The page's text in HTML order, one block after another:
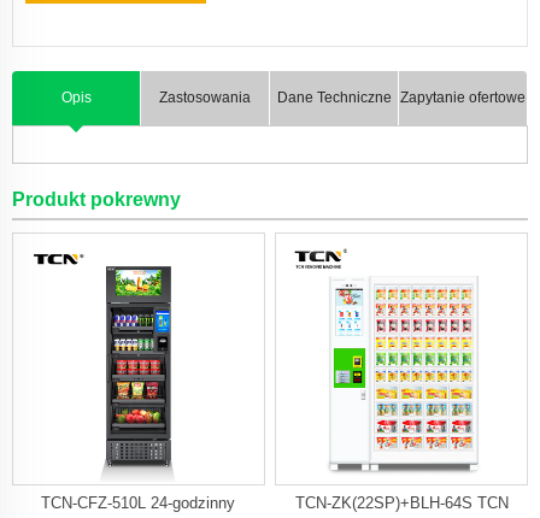
Opis Zastosowania Dane Techniczne Zapytanie ofertowe
Produkt pokrewny
TCN-CFZ-510L 24-godzinny
TCN-ZK(22SP)+BLH-64S TCN